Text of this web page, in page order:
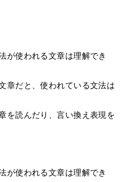
が使われる文章は理解でき
章だと、使われている文法は
を読んだり、言い換え表現を
が使われる文章は理解でき